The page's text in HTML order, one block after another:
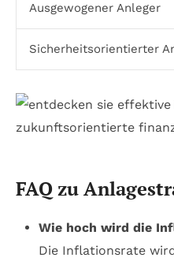
Ausgewogener Anleger
Sicherheitsorientierter
FAQ zu
Wie hoch wird die
Die Inflationsrate